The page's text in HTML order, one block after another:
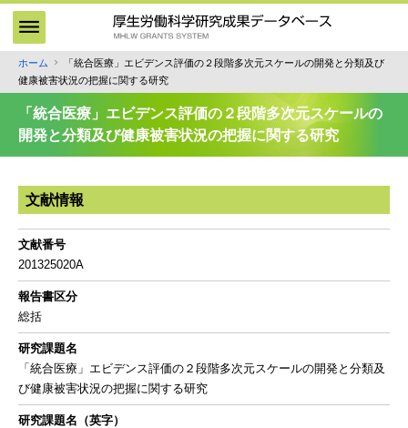
ン
ン
パ
ン
ず
ホーム
「統合医療」エビデンス評価の２段階多次元スケールの開発と分類及び
健康被害状況の把握に関する研究
「統合医療」エビデンス評価の２段階多次元スケールの
開発と分類及び健康被害状況の把握に関する研究
文献情報
文献番号
201325020A
報告書区分
総括
研究課題名
「統合医療」エビデンス評価の２段階多次元スケールの開発と分類及
び健康被害状況の把握に関する研究
研究課題名（英字）